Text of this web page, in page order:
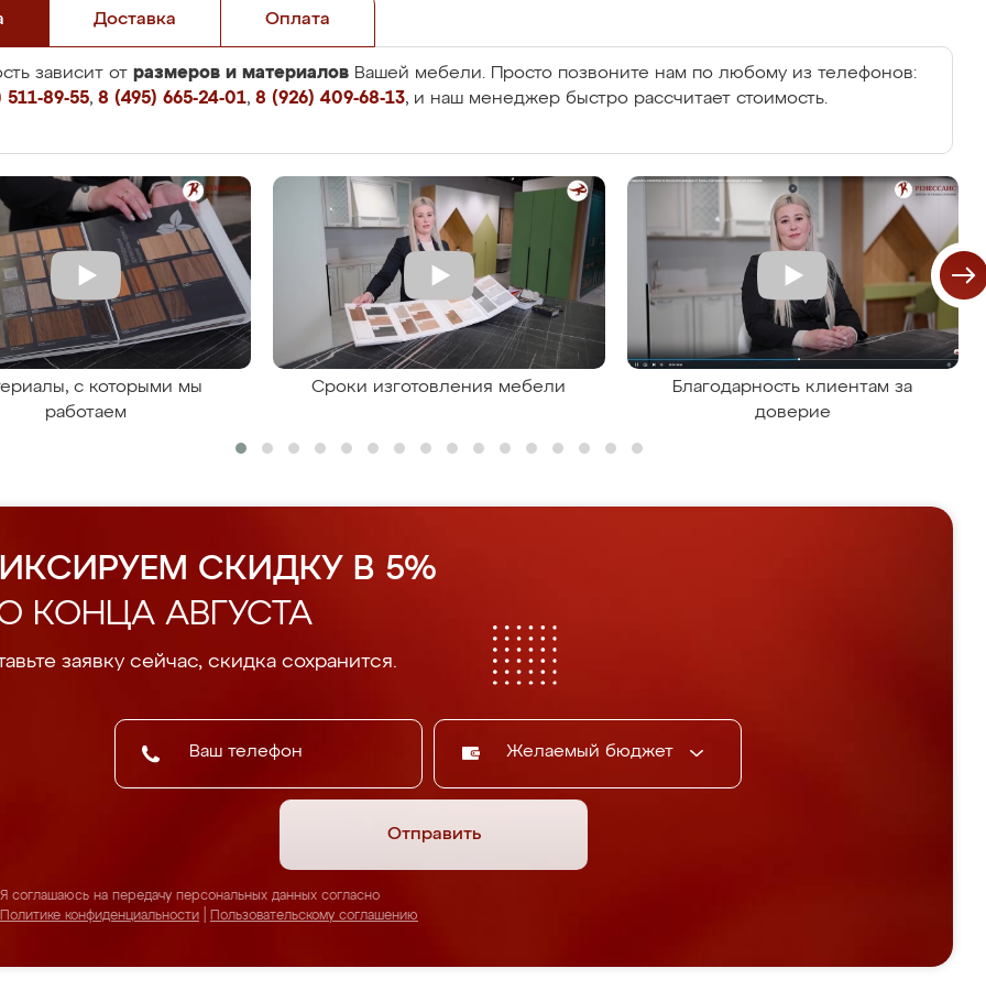
Доставка Оплата
зависит от размеров и материалов Вашей мебели. Просто позвоните нам по любому из телефонов:
89-55, 8 (495) 665-24-01, 8 (926) 409-68-13, и наш менеджер быстро рассчитает стоимость.
с которыми мы
работаем
Сроки изготовления мебели
Благодарность клиентам за
доверие
СКИДКУ В 5%
КОНЦА АВГУСТА
заявку сейчас, скидка сохранится.
Желаемый бюджет
Отправить
Я соглашаюсь на передачу персональных данных согласно
Политике конфиденциальности
Пользовательскому соглашению